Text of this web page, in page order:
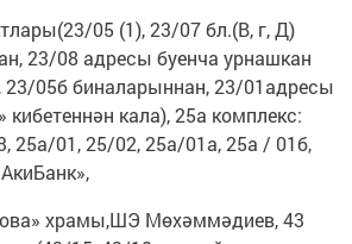
05 (1), 23/07 бл.(В, г, Д)
23/08 адресы буенча урнашкан
23/05б биналарыннан, 23/01адресы
кибетеннән кала), 25а комплекс:
25а/01, 25/02, 25а/01а, 25а / 01б,
храмы,ШЭ Мөхәммәдиев, 43